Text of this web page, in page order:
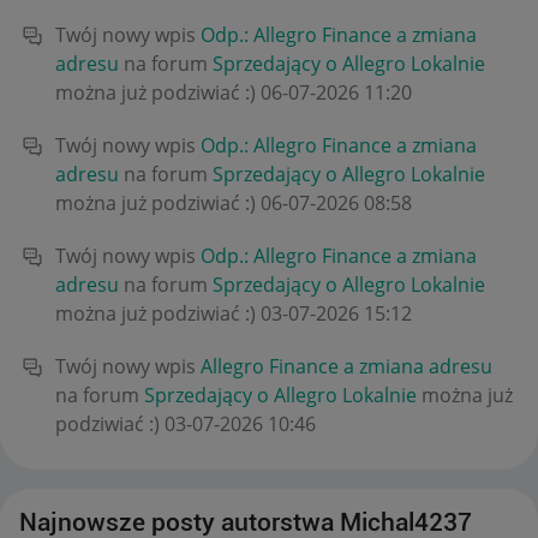
Twój nowy wpis Odp.: Allegro Finance a zmiana
adresu na forum Sprzedający o Allegro Lokalnie
można już podziwiać :) ‎06-07-2026 11:20
Twój nowy wpis Odp.: Allegro Finance a zmiana
adresu na forum Sprzedający o Allegro Lokalnie
można już podziwiać :) ‎06-07-2026 08:58
Twój nowy wpis Odp.: Allegro Finance a zmiana
adresu na forum Sprzedający o Allegro Lokalnie
można już podziwiać :) ‎03-07-2026 15:12
Twój nowy wpis Allegro Finance a zmiana adresu
na forum Sprzedający o Allegro Lokalnie można już
podziwiać :) ‎03-07-2026 10:46
Najnowsze posty autorstwa Michal4237